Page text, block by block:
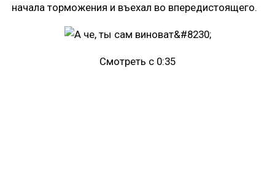
начала торможения и въехал во впередистоящего.
Смотреть с 0:35